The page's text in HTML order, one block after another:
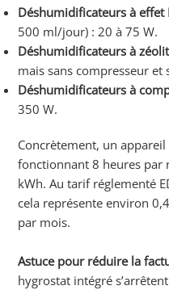
Déshumidificateurs à effet
500 ml/jour) : 20 à 75 W.
Déshumidificateurs à
mais sans compresseur et
Déshumidificateurs à
350 W.
Concrètement, un
fonctionnant 8 heures par
kWh. Au tarif réglementé
cela représente environ
par mois.
Astuce pour réduire la
hygrostat intégré